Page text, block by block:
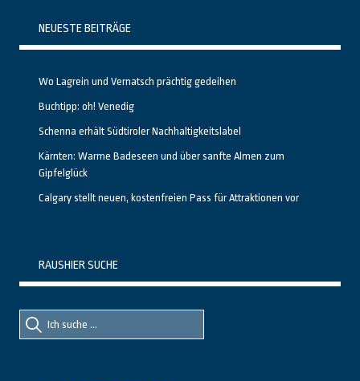
NEUESTE BEITRÄGE
Wo Lagrein und Vernatsch prächtig gedeihen
Buchtipp: oh! Venedig
Schenna erhält Südtiroler Nachhaltigkeitslabel
Kärnten: Warme Badeseen und über sanfte Almen zum
Gipfelglück
Calgary stellt neuen, kostenfreien Pass für Attraktionen vor
RAUSHIER SUCHE
Suche
nach::
Suche
nach: